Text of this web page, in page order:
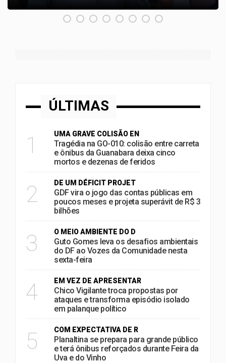
ÚLTIMAS
1 UMA GRAVE COLISÃO EN
Tragédia na GO-010: colisão entre carreta
e ônibus da Guanabara deixa cinco
mortos e dezenas de feridos
2 DE UM DÉFICIT PROJET
GDF vira o jogo das contas públicas em
poucos meses e projeta superávit de R$ 3
bilhões
3 O MEIO AMBIENTE DO D
Guto Gomes leva os desafios ambientais
do DF ao Vozes da Comunidade nesta
sexta-feira
4 EM VEZ DE APRESENTAR
Chico Vigilante troca propostas por
ataques e transforma episódio isolado
em palanque político
5 COM EXPECTATIVA DE R
Planaltina se prepara para grande público
e terá ônibus reforçados durante Feira da
Uva e do Vinho